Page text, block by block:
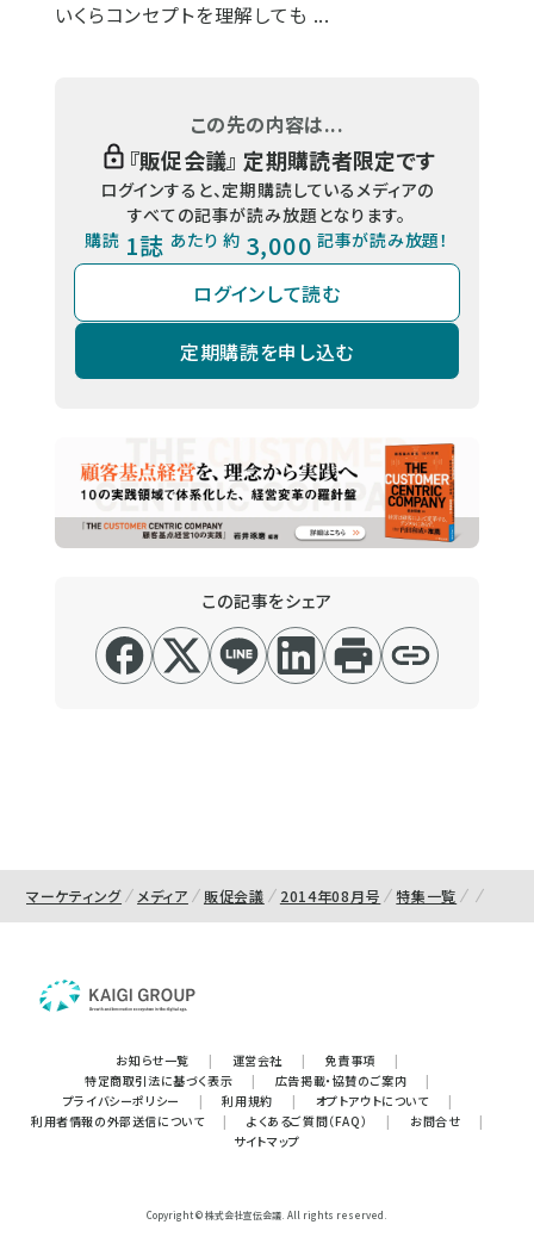
いくらコンセプトを理解しても ...
この先の内容は...
『販促会議』 定期購読者限定です
ログインすると、定期購読しているメディアの
すべての記事が読み放題となります。
購読 1誌 あたり 約 3,000 記事が読み放題！
ログインして読む
定期購読を申し込む
この記事をシェア
マーケティング メディア 販促会議 2014年08月号 特集一覧
お知らせ一覧 | 運営会社 | 免責事項
|
特定商取引法に基づく表示
| 広告掲載・協賛のご案内
|
プライバシーポリシー
| 利用規約 | オプトアウトについて
|
利用者情報の外部送信について
| よくあるご質問（FAQ） | お問合せ
|
サイトマップ
Copyright © 株式会社宣伝会議. All rights reserved.